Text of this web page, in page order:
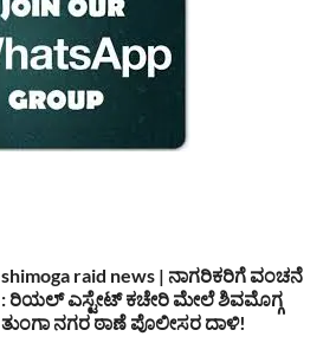
shimoga raid news | ನಾಗರಿಕರಿಗೆ ವಂಚನೆ
: ರಿಯಲ್ ಎಸ್ಟೇಟ್ ಕಚೇರಿ ಮೇಲೆ ಶಿವಮೊಗ್ಗ
ತುಂಗಾ ನಗರ ಠಾಣೆ ಪೊಲೀಸರ ದಾಳಿ!